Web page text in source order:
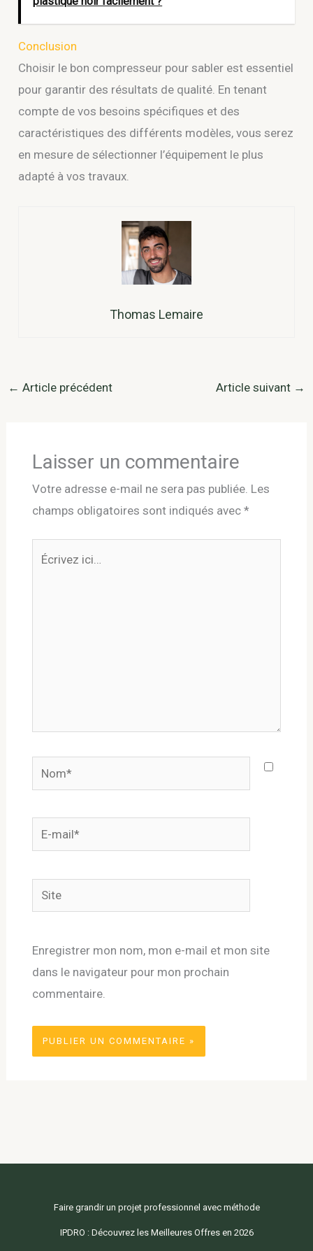
Conclusion
Choisir le bon compresseur pour sabler est essentiel
pour garantir des résultats de qualité. En tenant
compte de vos besoins spécifiques et des
caractéristiques des différents modèles, vous serez
en mesure de sélectionner l’équipement le plus
adapté à vos travaux.
Thomas Lemaire
← Article précédent Article suivant →
Laisser un commentaire
Votre adresse e-mail ne sera pas publiée. Les
champs obligatoires sont indiqués avec *
Nom*
mail*
Site
Enregistrer mon nom, mon e-mail et mon site
dans le navigateur pour mon prochain
commentaire.
Faire grandir un projet professionnel avec méthode
IPDRO : Découvrez les Meilleures Offres en 2026